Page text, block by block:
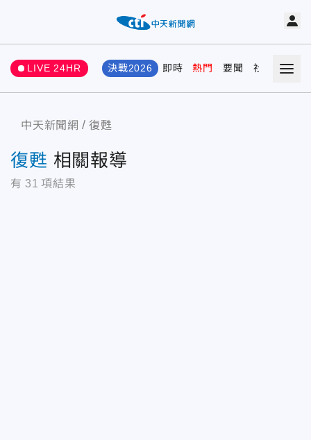
LIVE 24HR 決戰2026 即時 熱門 要聞 社會 娛樂
中天新聞網 復甦
復甦 相關報導
有 31 項結果